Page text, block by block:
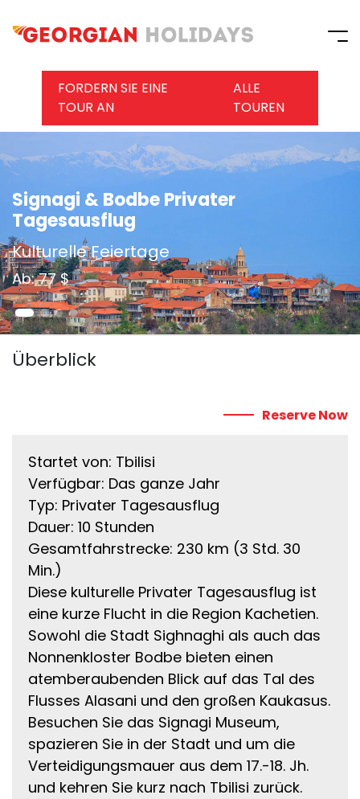
FORDERN SIE EINE
TOUR AN
ALLE
TOUREN
Signagi & Bodbe Privater
Tagesausflug
Kulturelle Feiertage
Ab: 77 $
Überblick
Reserve Now
Startet von: Tbilisi
Verfügbar: Das ganze Jahr
Typ: Privater Tagesausflug
Dauer: 10 Stunden
Gesamtfahrstrecke: 230 km (3 Std. 30
Min.)
Diese kulturelle Privater Tagesausflug ist
eine kurze Flucht in die Region Kachetien.
Sowohl die Stadt Sighnaghi als auch das
Nonnenkloster Bodbe bieten einen
atemberaubenden Blick auf das Tal des
Flusses Alasani und den großen Kaukasus.
Besuchen Sie das Signagi Museum,
spazieren Sie in der Stadt und um die
Verteidigungsmauer aus dem 17.-18. Jh.
und kehren Sie kurz nach Tbilisi zurück.